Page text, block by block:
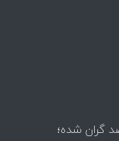
درباره دلار/ دلار ۱۶ درصد گران شده؛